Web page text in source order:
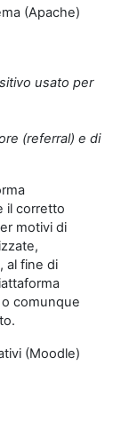
(Apache)
usato per
(referral) e di
il corretto
motivi di
al fine di
comunque
(Moodle)